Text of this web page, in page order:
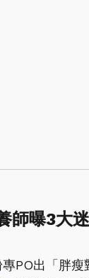
師曝3大
PO出「胖瘦